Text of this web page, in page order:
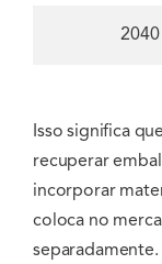
2040
Isso significa
recuperar
incorporar
coloca no
separadamente.